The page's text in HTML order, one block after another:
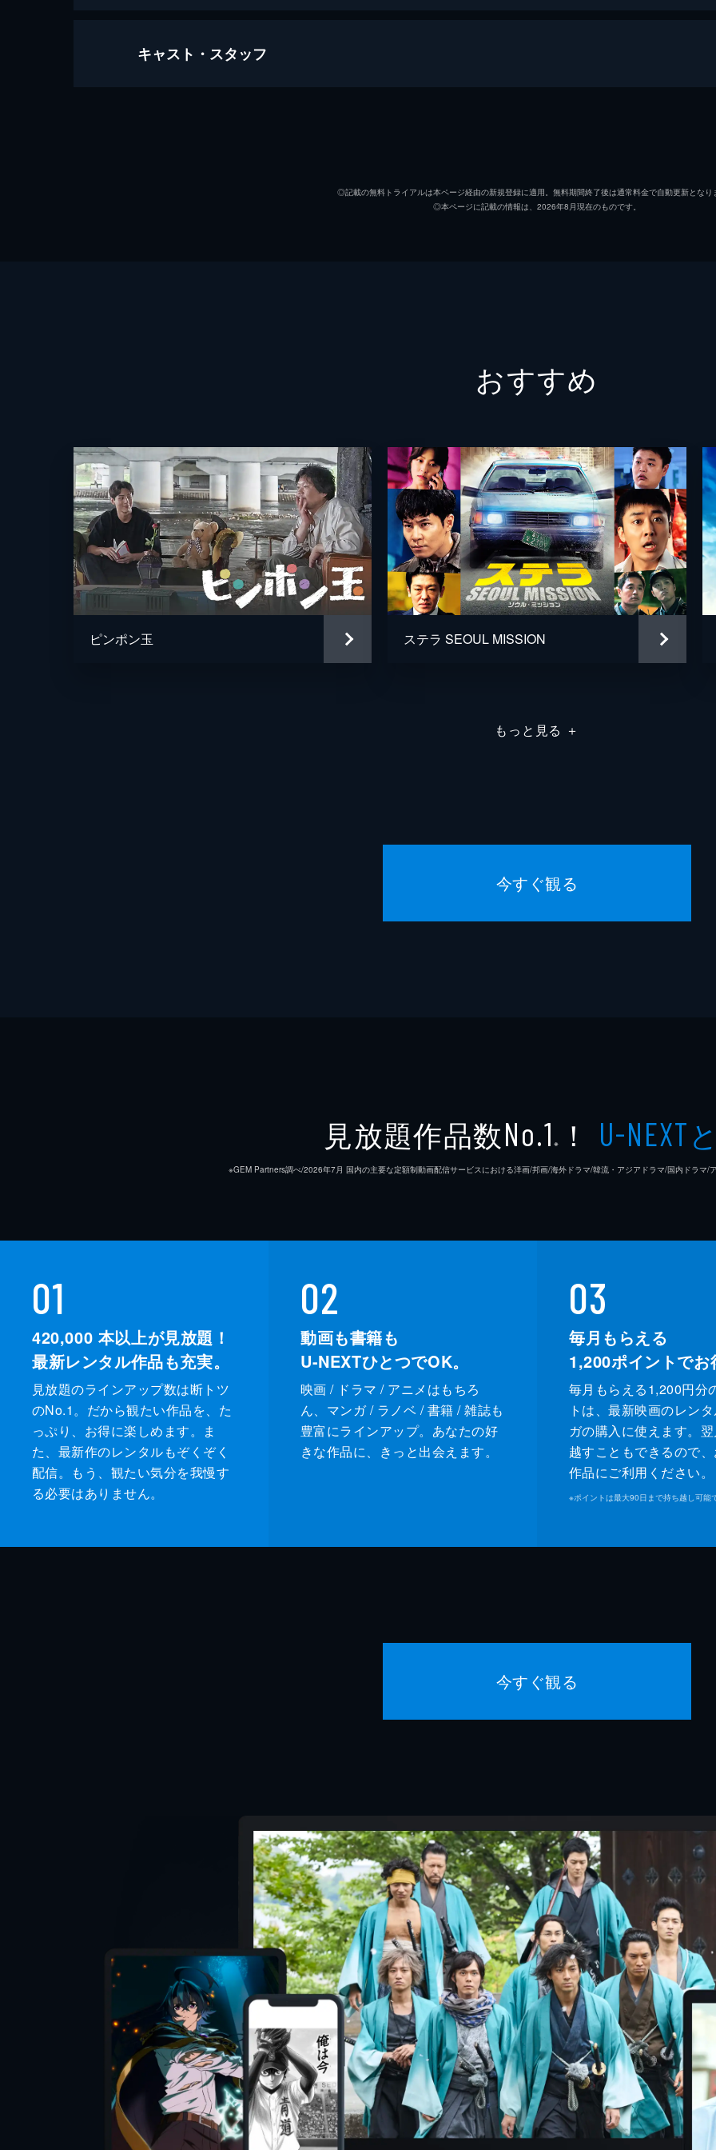
男、生まれる
キャスト・スタッフ
ヨ・ヒョンス
パク・ヒジュン
◎記載の無料トライアルは本ページ経由の新規登録に適用。無料期間終了後は通常料金で自動更新となり
◎本ページに記載の情報は、2026年8月現在のものです。
おすすめ
ピンポン玉 ステラ SEOUL MISSION
もっと見る ＋
今すぐ観る
見放題作品数No.1 ※ ！ U-NEXT
※GEM Partners調べ/2026年7⽉ 国内の主要な定額制動画配信サービスにおける洋画/邦画/海外ドラマ/韓流・アジアドラマ/国内ドラマ/
01
420,000 本以上が見放題！
最新レンタル作品も充実。
見放題のラインアップ数は断トツ
のNo.1。だから観たい作品を、た
っぷり、お得に楽しめます。ま
た、最新作のレンタルもぞくぞく
配信。もう、観たい気分を我慢す
る必要はありません。
02
動画も書籍も
U-NEXTひとつでOK。
映画 / ドラマ / アニメはもちろ
ん、マンガ / ラノベ / 書籍 / 雑誌も
豊富にラインアップ。あなたの好
きな作品に、きっと出会えます。
03
毎月もらえる
1,200ポイントでお
毎月もらえる1,200円分
トは、最新映画のレン
ガの購入に使えます。
越すこともできるので
作品にご利用ください。
※ポイントは最大90日まで持ち越し可能
今すぐ観る